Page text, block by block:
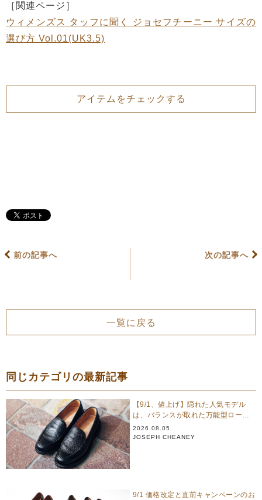
［関連ページ］
ウィメンズス タッフに聞く ジョセフチーニー サイズの
選び方 Vol.01(UK3.5)
アイテムをチェックする
前の記事へ 次の記事へ
一覧に戻る
同じカテゴリの最新記事
【9/1、値上げ】隠れた人気モデル
は、バランスが取れた万能型ローフ
ァー｜ジョセフ チーニー
2026.08.05
JOSEPH CHEANEY
9/1 価格改定と直前キャンペーンのお